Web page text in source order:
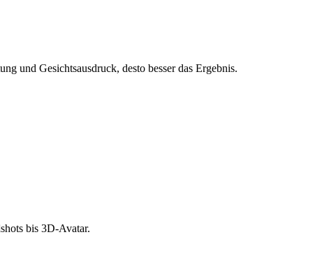
und Gesichtsausdruck, desto besser das Ergebnis.
bis 3D-Avatar.